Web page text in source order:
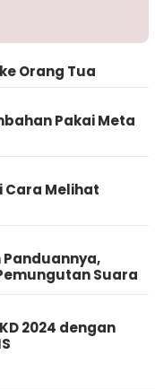
Orang Tua
Pakai Meta
Cara Melihat
Suara
2024 dengan